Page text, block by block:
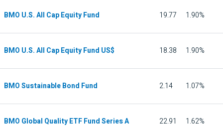
BMO U.S. All Cap Equity Fund 19.77 1.90%
BMO U.S. All Cap Equity Fund US$ 18.38 1.90%
BMO Sustainable Bond Fund 2.14 1.07%
BMO Global Quality ETF Fund Series A 22.91 1.62%